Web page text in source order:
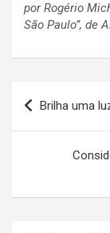
por Rogério
São Paulo”, de
Navegação
de
Brilha uma